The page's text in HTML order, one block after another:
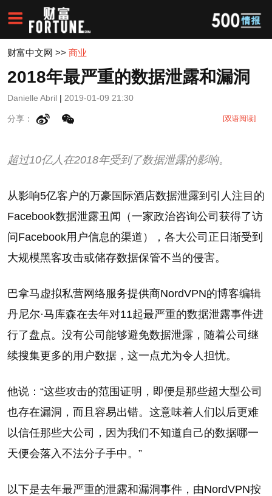
财富中文网 >> 商业
2018年最严重的数据泄露和漏洞
Danielle Abril | 2019-01-09 21:30
分享： [双语阅读]
超过10亿人在2018年受到了数据泄露的影响。
从影响5亿客户的万豪国际酒店数据泄露到引人注目的
Facebook数据泄露丑闻（一家政治咨询公司获得了访
问Facebook用户信息的渠道），各大公司正日渐受到
大规模黑客攻击或储存数据保管不当的侵害。
巴拿马虚拟私营网络服务提供商NordVPN的博客编辑
丹尼尔·马库森在去年对11起最严重的数据泄露事件进
行了盘点。没有公司能够避免数据泄露，随着公司继
续搜集更多的用户数据，这一点尤为令人担忧。
他说：“这些攻击的范围证明，即便是那些超大型公司
也存在漏洞，而且容易出错。这意味着人们以后更难
以信任那些大公司，因为我们不知道自己的数据哪一
天便会落入不法分子手中。”
以下是去年最严重的泄露和漏洞事件，由NordVPN按